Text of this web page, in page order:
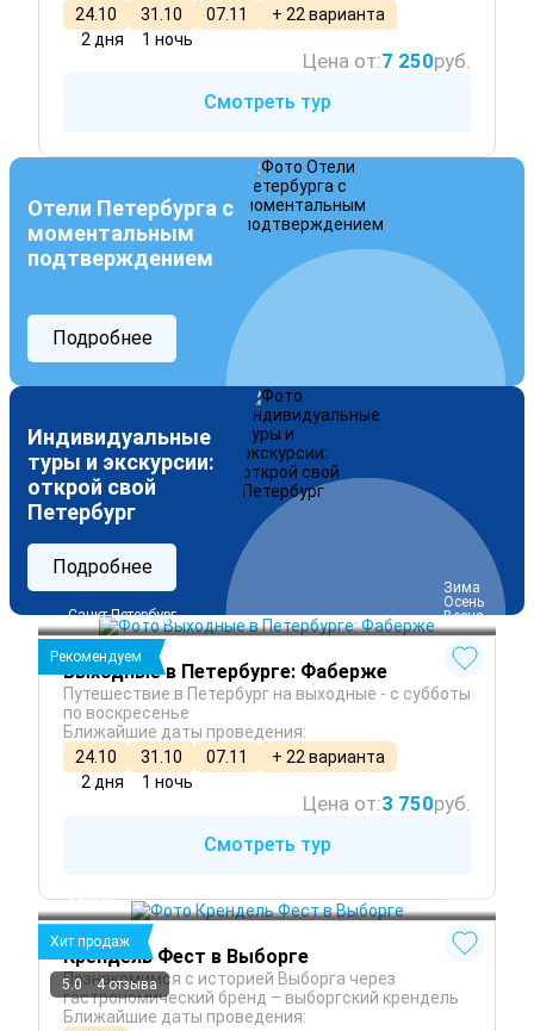
24.10
31.10 07.11
+ 22 варианта
2 дня
1 ночь
Цена от:7 250руб.
Смотреть тур
Отели Петербурга с
моментальным
подтверждением
Подробнее
Индивидуальные
туры и экскурсии:
открой свой
Петербург
Подробнее
Санкт-Петербург
Рекомендуем
Зима
Осень
Весна
Выходные в Петербурге: Фаберже
Путешествие в Петербург на выходные - с субботы
по воскресенье
Ближайшие даты проведения:
24.10
31.10 07.11
+ 22 варианта
2 дня
1 ночь
Цена от:3 750руб.
Смотреть тур
Выборг
Хит продаж
5.0 4 отзыва
Осень
Крендель Фест в Выборге
Познакомимся с историей Выборга через
гастрономический бренд – выборгский крендель
Ближайшие даты проведения: